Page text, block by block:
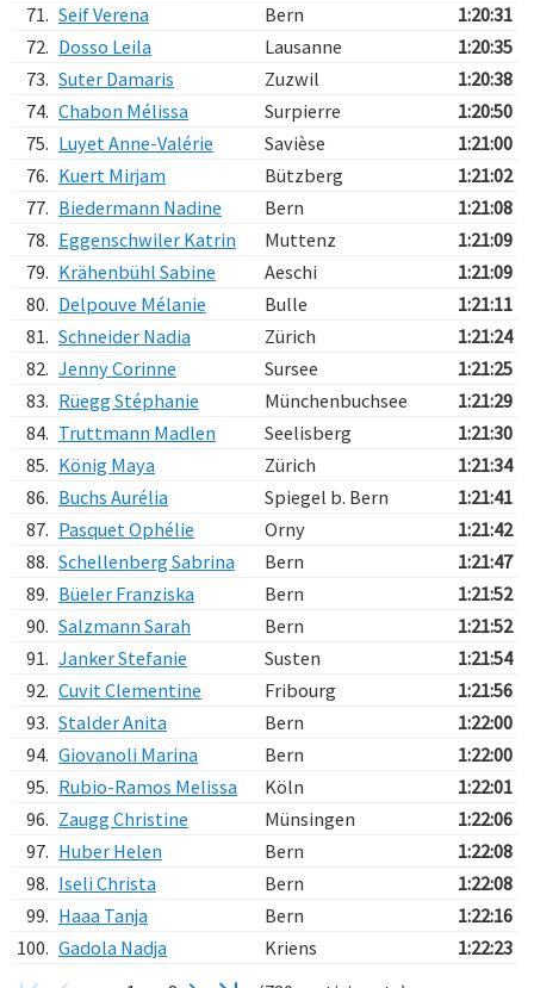
71. Seif Verena Bern
1:20:31
72. Dosso Leila Lausanne
1:20:35
73. Suter Damaris Zuzwil
1:20:38
74. Chabon Mélissa Surpierre
1:20:50
75. Luyet Anne-Valérie Savièse
1:21:00
76. Kuert Mirjam Bützberg
1:21:02
77. Biedermann Nadine Bern
1:21:08
78. Eggenschwiler Katrin Muttenz
1:21:09
79. Krähenbühl Sabine Aeschi
1:21:09
80. Delpouve Mélanie Bulle
1:21:11
81. Schneider Nadia Zürich
1:21:24
82. Jenny Corinne Sursee
1:21:25
83. Rüegg Stéphanie Münchenbuchsee
1:21:29
84. Truttmann Madlen Seelisberg
1:21:30
85. König Maya Zürich
1:21:34
86. Buchs Aurélia Spiegel b. Bern
1:21:41
87. Pasquet Ophélie Orny
1:21:42
88. Schellenberg Sabrina Bern
1:21:47
89. Büeler Franziska Bern
1:21:52
90. Salzmann Sarah Bern
1:21:52
91. Janker Stefanie Susten
1:21:54
92. Cuvit Clementine Fribourg
1:21:56
93. Stalder Anita Bern
1:22:00
94. Giovanoli Marina Bern
1:22:00
95. Rubio-Ramos Melissa Köln
1:22:01
96. Zaugg Christine Münsingen
1:22:06
97. Huber Helen Bern
1:22:08
98. Iseli Christa Bern
1:22:08
99. Haaa Tanja Bern
1:22:16
100. Gadola Nadja Kriens
1:22:23